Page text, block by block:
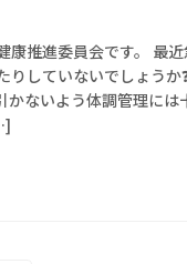
康推進委員会です。 最
りしていないでしょうか
ないよう体調管理には